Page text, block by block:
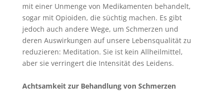
mit einer Unmenge von Medikamenten behandelt,
sogar mit Opioiden, die süchtig machen. Es gibt
jedoch auch andere Wege, um Schmerzen und
deren Auswirkungen auf unsere Lebensqualität zu
reduzieren: Meditation. Sie ist kein Allheilmittel,
aber sie verringert die Intensität des Leidens.
Achtsamkeit zur Behandlung von Schmerzen